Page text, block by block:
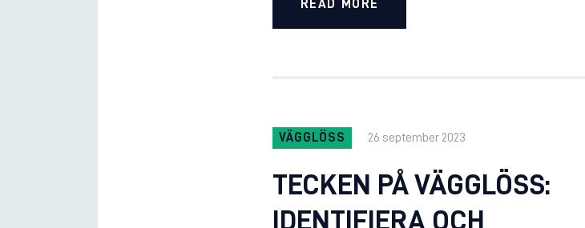
READ MORE
VÄGGLÖSS 26 september 2023
TECKEN PÅ VÄGGLÖSS:
IDENTIFIERA OCH